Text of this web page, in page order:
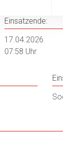
Einsatzende:
17.04.2026
07:58 Uhr